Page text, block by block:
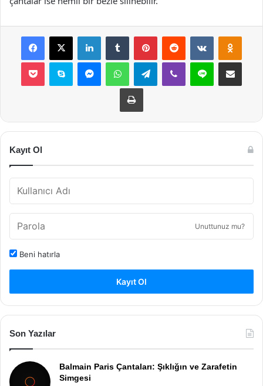
Facebook
X LinkedInTumblr PinterestReddit VKontakte
Pocket Skype MessengerWhatsAppTelegramViber Line E-Posta ile
Yazdır
Kayıt Ol
Unuttunuz mu?
Beni hatırla
Kayıt Ol
Son Yazılar
Balmain Paris Çantaları: Şıklığın ve Zarafetin
Simgesi